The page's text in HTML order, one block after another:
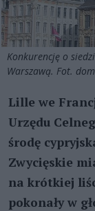
Konkurencję o
Warszawą. Fot.
Lille we
Urzędu
środę
Zwycięskie
na krótkiej
pokonały w